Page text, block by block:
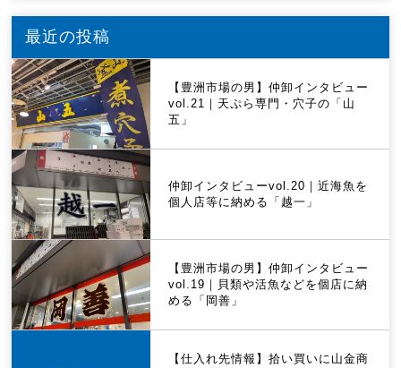
最近の投稿
【豊洲市場の男】仲卸インタビュー
vol.21｜天ぷら専門・穴子の「山
五」
仲卸インタビューvol.20｜近海魚を
個人店等に納める「越一」
【豊洲市場の男】仲卸インタビュー
vol.19｜貝類や活魚などを個店に納
める「岡善」
【仕入れ先情報】拾い買いに山金商